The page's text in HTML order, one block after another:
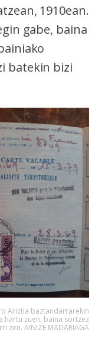
1910ean.
gabe, baina
batekin bizi
Ariztia baztandarrarekin
hartu zuen, baina sortzez
zen. AINIZE MADARIAGA